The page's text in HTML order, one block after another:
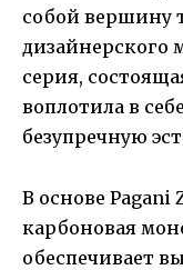
собой вершину
дизайнерского
серия,
воплотила в
безупречную
В основе Pagani
карбоновая
обеспечивает